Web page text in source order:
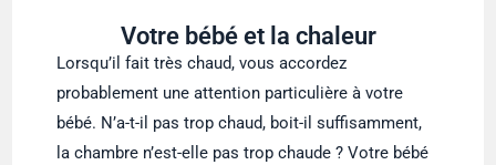
Votre bébé et la chaleur
Lorsqu’il fait très chaud, vous accordez
probablement une attention particulière à votre
bébé. N’a-t-il pas trop chaud, boit-il suffisamment,
la chambre n’est-elle pas trop chaude ? Votre bébé